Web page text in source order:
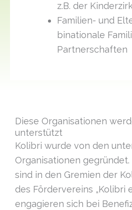
z.B. der
Familien- und
binationale
Partnerschaften
Diese Organisationen
unterstützt
Kolibri wurde von den
Organisationen
sind in den Gremien der
des Fördervereins „Kolibri
engagieren sich bei